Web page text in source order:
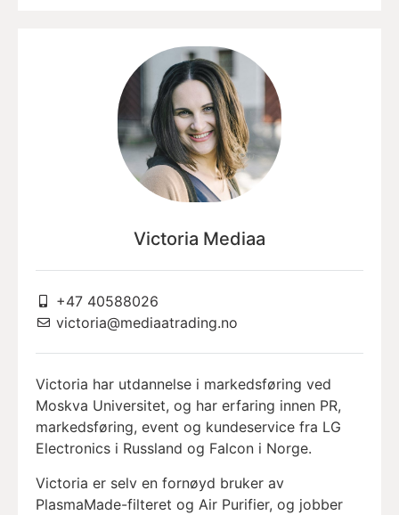
Victoria Mediaa
+47 40588026
victoria@mediaatrading.no
Victoria har utdannelse i markedsføring ved
Moskva Universitet, og har erfaring innen PR,
markedsføring, event og kundeservice fra LG
Electronics i Russland og Falcon i Norge.
Victoria er selv en fornøyd bruker av
PlasmaMade-filteret og Air Purifier, og jobber